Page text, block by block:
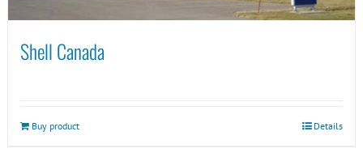
Shell Canada
Buy product Details